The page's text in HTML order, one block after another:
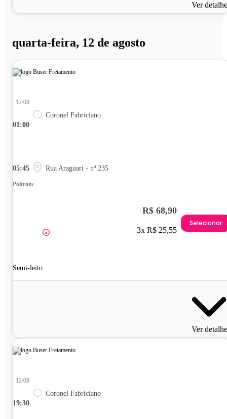
Ver
quarta-feira, 12 de agosto
01:00
12/08
Coronel Fabriciano
05:45 Rua Araguari - nº 235
Poltrona
Semi-leito
R$ 68,90
3x R$ 25,55
Selecionar
Ver
19:30
12/08
Coronel Fabriciano